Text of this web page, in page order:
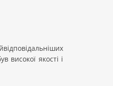
високої якості і